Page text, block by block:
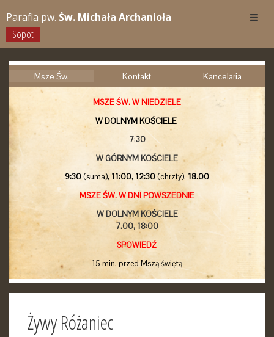
Parafia pw. Św. Michała Archanioła
Sopot
Msze Św. Kontakt Kancelaria
MSZE ŚW. W NIEDZIELE
W DOLNYM KOŚCIELE
7:30
W GÓRNYM KOŚCIELE
9:30(suma), 11:00, 12:30(chrzty), 18.00
MSZE ŚW. W DNI POWSZEDNIE
W DOLNYM KOŚCIELE
7.00, 18:00
SPOWIEDŹ
15 min. przed Mszą świętą
Żywy Różaniec